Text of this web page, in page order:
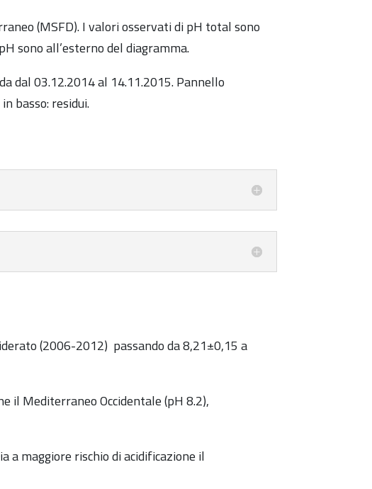
(MSFD). I valori osservati di pH total sono
sono all’esterno del diagramma.
dal 03.12.2014 al 14.11.2015. Pannello
basso: residui.
(2006-2012) passando da 8,21±0,15 a
il Mediterraneo Occidentale (pH 8.2),
a maggiore rischio di acidificazione il